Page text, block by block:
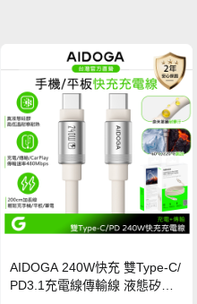
AIDOGA 240W快充 雙Type-C/
PD3.1充電線傳輸線 液態矽膠